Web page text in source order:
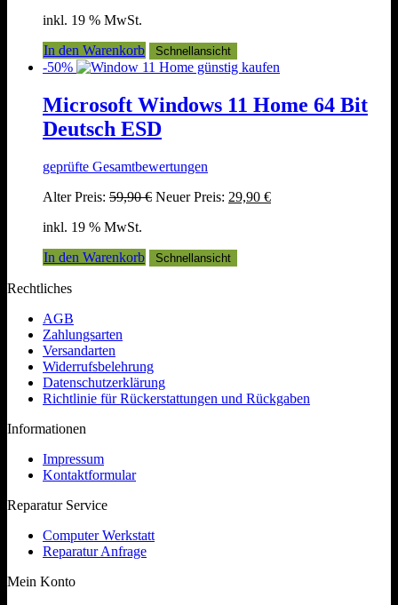
inkl. 19 % MwSt.
In den Warenkorb
Schnellansicht
-50%
Microsoft Windows 11 Home 64 Bit
Deutsch ESD
geprüfte Gesamtbewertungen
Alter Preis: 59,90€ Ursprünglicher
Neuer Preis: 29,90 €Aktueller
inkl. 19 % MwSt.
In den Warenkorb
Schnellansicht
Rechtliches
AGB
Zahlungsarten
Versandarten
Widerrufsbelehrung
Datenschutzerklärung
Richtlinie für Rückerstattungen und Rückgaben
Informationen
Impressum
Kontaktformular
Reparatur Service
Computer Werkstatt
Reparatur Anfrage
Mein Konto